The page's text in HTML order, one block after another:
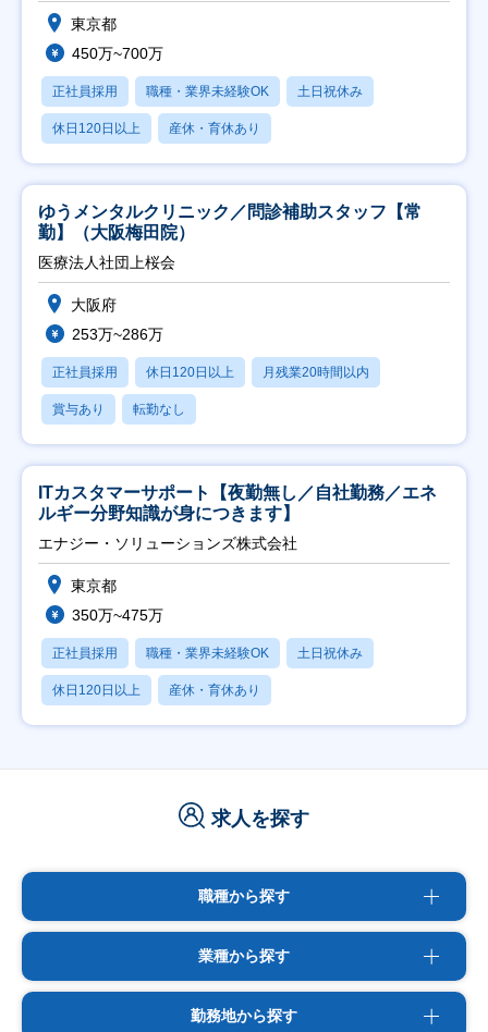
東京都
450万~700万
正社員採用 職種・業界未経験OK 土日祝休み
休日120日以上 産休・育休あり
ゆうメンタルクリニック／問診補助スタッフ【常
勤】（大阪梅田院）
医療法人社団上桜会
大阪府
253万~286万
正社員採用 休日120日以上 月残業20時間以内
賞与あり 転勤なし
ITカスタマーサポート【夜勤無し／自社勤務／エネ
ルギー分野知識が身につきます】
エナジー・ソリューションズ株式会社
東京都
350万~475万
正社員採用 職種・業界未経験OK 土日祝休み
休日120日以上 産休・育休あり
求人を探す
職種から探す
業種から探す
勤務地から探す